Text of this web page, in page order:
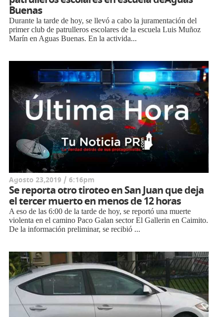
Buenas
Durante la tarde de hoy, se llevó a cabo la juramentación del
primer club de patrulleros escolares de la escuela Luis Muñoz
Marín en Aguas Buenas. En la activida...
Agosto 23,2019 / 6:16pm
Se reporta otro tiroteo en San Juan que deja
el tercer muerto en menos de 12 horas
A eso de las 6:00 de la tarde de hoy, se reportó una muerte
violenta en el camino Paco Galan sector El Gallerin en Caimito.
De la información preliminar, se recibió ...